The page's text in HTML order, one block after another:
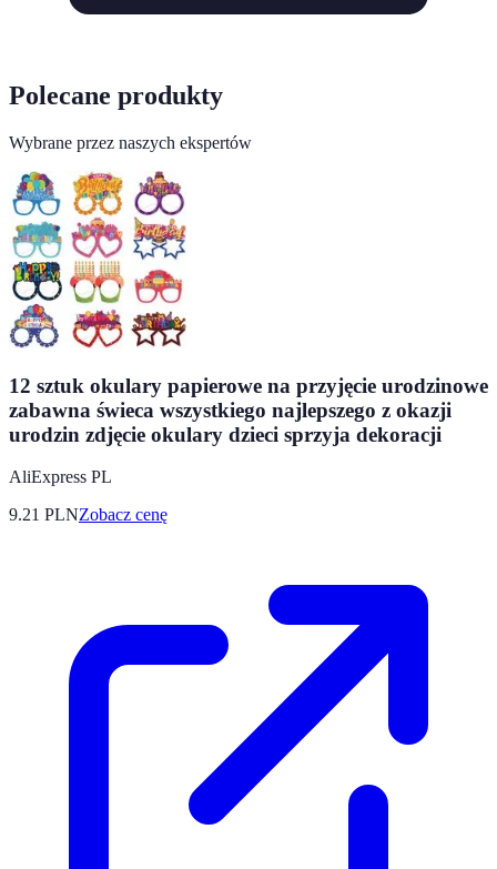
Polecane produkty
Wybrane przez naszych ekspertów
12 sztuk okulary papierowe na przyjęcie urodzinowe
zabawna świeca wszystkiego najlepszego z okazji
urodzin zdjęcie okulary dzieci sprzyja dekoracji
AliExpress PL
9.21 PLNZobacz cenę